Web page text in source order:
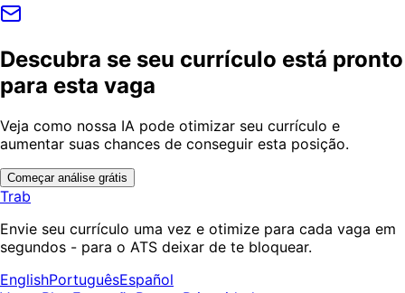
Descubra se seu currículo está pronto
para esta vaga
Veja como nossa IA pode otimizar seu currículo e
aumentar suas chances de conseguir esta posição.
Começar análise grátis
Trab
Envie seu currículo uma vez e otimize para cada vaga em
segundos - para o ATS deixar de te bloquear.
EnglishPortuguêsEspañol